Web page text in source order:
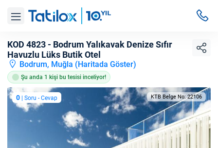
KOD 4823 - Bodrum Yalıkavak Denize Sıfır
Havuzlu Lüks Butik Otel
Bodrum, Muğla (Haritada Göster)
Şu anda 1 kişi bu tesisi inceliyor!
KTB Belge No: 22106
0 | Soru - Cevap